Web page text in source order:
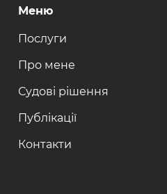
Меню
Послуги
Про мене
Судові рішення
Публікації
Контакти